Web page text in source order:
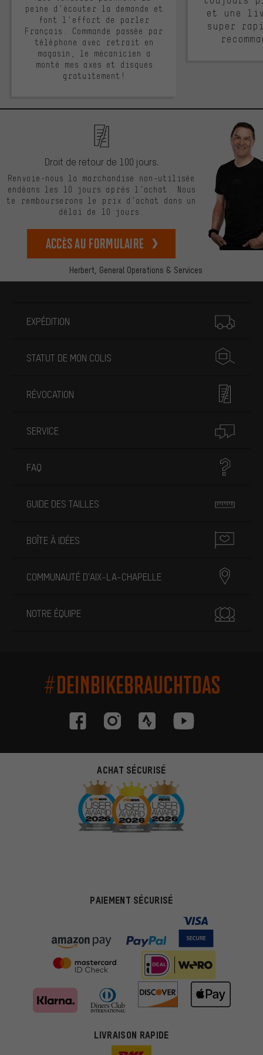
peine d'écouter la demande et
font l'effort de parler
Français. Commande passée par
téléphone avec retrait en
magasin, le mécanicien a
monté mes axes et disques
gratuitement!
et une
super
Herbert, General Operations & Services
Droit de retour de 100 jours.
Renvoie-nous la marchandise non-utilisée
endéans les 10 jours après l’achat. Nous
te rembourserons le prix d’achat dans un
délai de 10 jours.
Accès au formulaire
EXPÉDITION
STATUT DE MON COLIS
RÉVOCATION
SERVICE
FAQ
GUIDE DES TAILLES
BOÎTE À IDÉES
COMMUNAUTÉ D'AIX-LA-CHAPELLE
NOTRE ÉQUIPE
#DEINBIKEBRAUCHTDAS
ACHAT SÉCURISÉ
PAIEMENT SÉCURISÉ
LIVRAISON RAPIDE